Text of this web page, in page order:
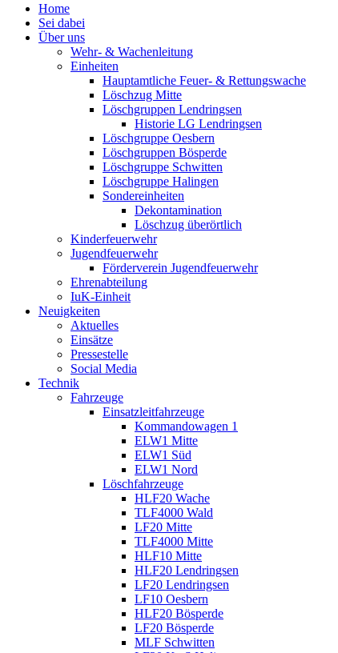
Home
Sei dabei
Über uns
Wehr- & Wachenleitung
Einheiten
Hauptamtliche Feuer- & Rettungswache
Löschzug Mitte
Löschgruppen Lendringsen
Historie LG Lendringsen
Löschgruppe Oesbern
Löschgruppen Bösperde
Löschgruppe Schwitten
Löschgruppe Halingen
Sondereinheiten
Dekontamination
Löschzug überörtlich
Kinderfeuerwehr
Jugendfeuerwehr
Förderverein Jugendfeuerwehr
Ehrenabteilung
IuK-Einheit
Neuigkeiten
Aktuelles
Einsätze
Pressestelle
Social Media
Technik
Fahrzeuge
Einsatzleitfahrzeuge
Kommandowagen 1
ELW1 Mitte
ELW1 Süd
ELW1 Nord
Löschfahrzeuge
HLF20 Wache
TLF4000 Wald
LF20 Mitte
TLF4000 Mitte
HLF10 Mitte
HLF20 Lendringsen
LF20 Lendringsen
LF10 Oesbern
HLF20 Bösperde
LF20 Bösperde
MLF Schwitten